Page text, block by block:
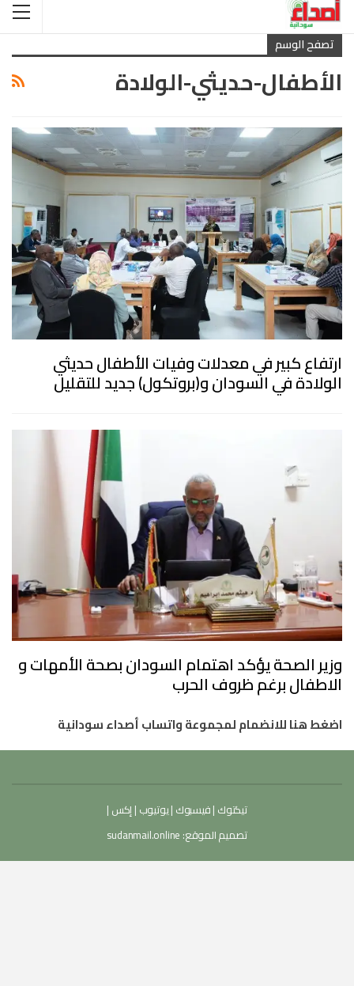
تصفح الوسم
الأطفال-حديثي-الولادة
ارتفاع كبير في معدلات وفيات الأطفال حديثي
الولادة في السودان و(بروتكول) جديد للتقليل
وزير الصحة يؤكد اهتمام السودان بصحة الأمهات و
الاطفال برغم ظروف الحرب
اضغط هنا للانضمام لمجموعة واتساب أصداء سودانية
تيكتوك |فيسبوك |يوتيوب |إكس |
تصميم الموقع: sudanmail.online